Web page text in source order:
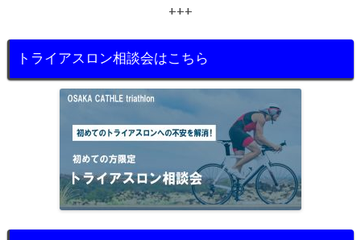
+++
トライアスロン相談会はこちら